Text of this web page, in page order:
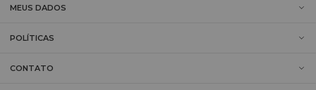
MEUS DADOS
POLÍTICAS
CONTATO